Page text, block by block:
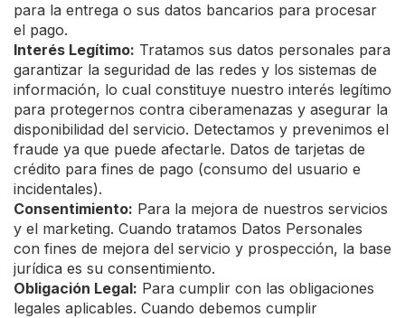
para la entrega o sus datos bancarios para procesar
el pago.
Interés Legítimo: Tratamos sus datos personales para
garantizar la seguridad de las redes y los sistemas de
información, lo cual constituye nuestro interés legítimo
para protegernos contra ciberamenazas y asegurar la
disponibilidad del servicio. Detectamos y prevenimos el
fraude ya que puede afectarle. Datos de tarjetas de
crédito para fines de pago (consumo del usuario e
incidentales).
Consentimiento: Para la mejora de nuestros servicios
y el marketing. Cuando tratamos Datos Personales
con fines de mejora del servicio y prospección, la base
jurídica es su consentimiento.
Obligación Legal: Para cumplir con las obligaciones
legales aplicables. Cuando debemos cumplir